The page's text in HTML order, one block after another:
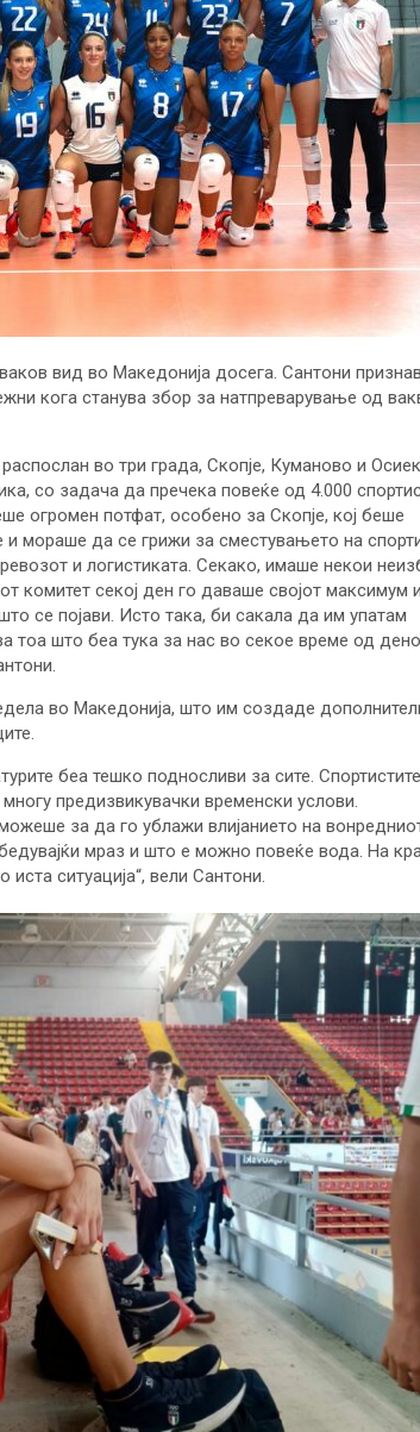
вид во Македонија досега. Сантони
кога станува збор за натпреварување од
во три града, Скопје, Куманово и
со задача да пречека повеќе од 4.000
огромен потфат, особено за Скопје, кој беше
мораше да се грижи за сместувањето на
и логистиката. Секако, имаше некои
комитет секој ден го даваше својот максимум
се појави. Исто така, би сакала да им упатам
тоа што беа тука за нас во секое време од
во Македонија, што им создаде
беа тешко подносливи за сите. Спортистите
предизвикувачки временски услови.
за да го ублажи влијанието на
мраз и што е можно повеќе вода. На
ситуација“, вели Сантони.